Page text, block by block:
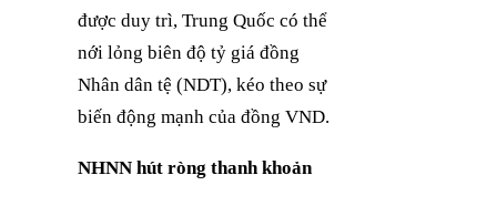
được duy trì, Trung Quốc có thể
nới lỏng biên độ tỷ giá đồng
Nhân dân tệ (NDT), kéo theo sự
biến động mạnh của đồng VND.
NHNN hút ròng thanh khoản